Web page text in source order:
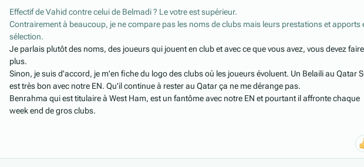
Effectif de Vahid contre celui de Belmadi ? Le votre est supérieur.
Contrairement à beaucoup, je ne compare pas les noms de clubs mais leurs prestations et apports
sélection.
Je parlais plutôt des noms, des joueurs qui jouent en club et avec ce que vous avez, vous devez faire
plus.
Sinon, je suis d'accord, je m'en fiche du logo des clubs où les joueurs évoluent. Un Belaili au Qatar
est très bon avec notre EN. Qu'il continue à rester au Qatar ça ne me dérange pas.
Benrahma qui est titulaire à West Ham, est un fantôme avec notre EN et pourtant il affronte chaque
week end de gros clubs.